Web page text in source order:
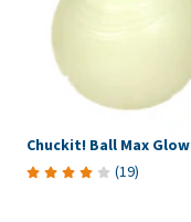
Chuckit! Ball Max Glow
(19)